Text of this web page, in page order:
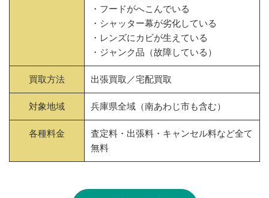
・フードがへこんでいる
・シャッター幕が劣化している
・レンズにカビが生えている
・ジャンク品（故障している）
買取方法 出張買取／宅配買取
対象地域 兵庫県全域（南あわじ市も含む）
各種料金
査定料・出張料・キャンセル料など全て
無料